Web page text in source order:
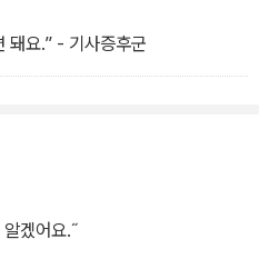
돼요.” - 기사증후군
겠어요.˝